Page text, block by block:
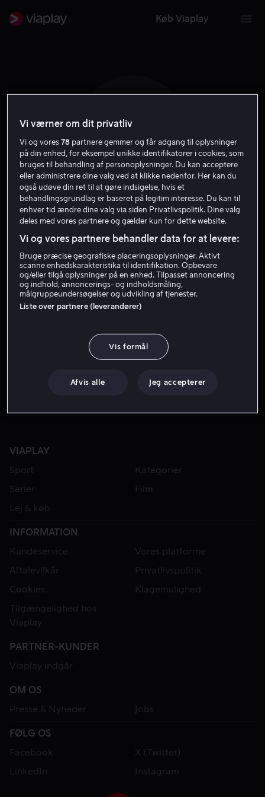
Køb Viaplay
W L
Wai Lam
Skuespiller
VIAPLAY
Sport
Kategorier
Serier
Film
Lej & køb
INFORMATION
Kundeservice
Vores platforme
Aftalevilkår
Privatlivspolitik
Cookies
Klagemulighed
Tilgængelighed hos
Viaplay
PARTNER-KUNDER
Viaplay indgår
OM OS
Presse & Nyheder
Jobs
FØLG OS
Facebook
X (Twitter)
LinkedIn
Instagram
Vi værner om dit privatliv
Vi og vores78 partnere gemmer og får adgang til oplysninger
på din enhed, for eksempel unikke identifikatorer i cookies, som
bruges til behandling af personoplysninger. Du kan acceptere
eller administrere dine valg ved at klikke nedenfor. Her kan du
også udøve din ret til at gøre indsigelse, hvis et
behandlingsgrundlag er baseret på legitim interesse. Du kan til
enhver tid ændre dine valg via siden Privatlivspolitik. Dine valg
deles med vores partnere og gælder kun for dette website.
Vi og vores partnere behandler data for at levere:
Bruge præcise geografiske placeringsoplysninger. Aktivt
scanne enhedskarakteristika til identifikation. Opbevare
og/eller tilgå oplysninger på en enhed. Tilpasset annoncering
og indhold, annoncerings- og indholdsmåling,
målgruppeundersøgelser og udvikling af tjenester.
Liste over partnere (leverandører)
Vis formål
Afvis alle Jeg accepterer